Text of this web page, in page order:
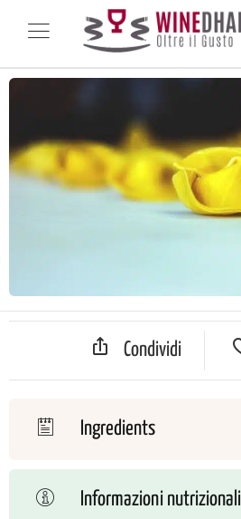
Condividi
Ingredients
Informazioni nutrizionali